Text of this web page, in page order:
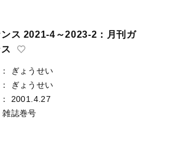
ンス 2021-4～2023-2：月刊ガ
：
ぎょうせい
：
ぎょうせい
：
2001.4.27
雑誌巻号